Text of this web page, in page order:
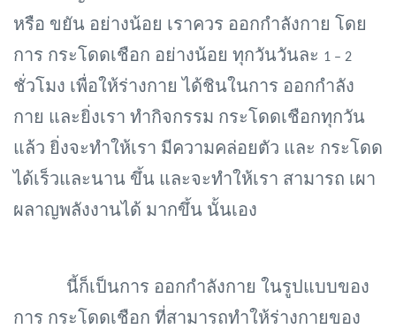
หรือ ขยัน อย่างน้อย เราควร ออกกำลังกาย โดย
การ กระโดดเชือก อย่างน้อย ทุกวันวันละ 1 – 2
ชั่วโมง เพื่อให้ร่างกาย ได้ชินในการ ออกกำลัง
กาย และยิ่งเรา ทำกิจกรรม กระโดดเชือกทุกวัน
แล้ว ยิ่งจะทำให้เรา มีความคล่อยตัว และ กระโดด
ได้เร็วและนาน ขึ้น และจะทำให้เรา สามารถ เผา
ผลาญพลังงานได้ มากขึ้น นั้นเอง
นี้ก็เป็นการ ออกกำลังกาย ในรูปแบบของ
การ กระโดดเชือก ที่สามารถทำให้ร่างกายของ